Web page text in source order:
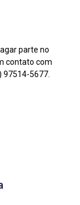
parte no
contato com
97514-5677.